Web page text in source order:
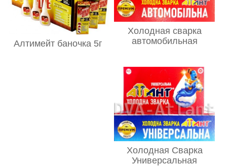
Алтимейт баночка 5г
Холодная сварка
автомобильная
Холодная Сварка
Универсальная